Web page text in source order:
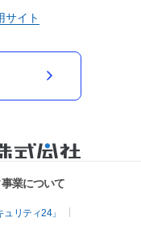
サイト
業について
リティ24」